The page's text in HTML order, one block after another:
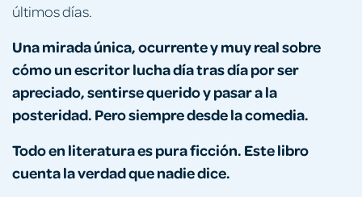
últimos días.
Una mirada única, ocurrente y muy real sobre
cómo un escritor lucha día tras día por ser
apreciado, sentirse querido y pasar a la
posteridad. Pero siempre desde la comedia.
Todo en literatura es pura ficción. Este libro
cuenta la verdad que nadie dice.